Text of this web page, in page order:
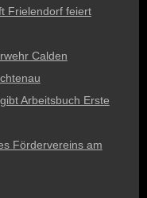
Frielendorf feiert
Calden
Arbeitsbuch Erste
Fördervereins am